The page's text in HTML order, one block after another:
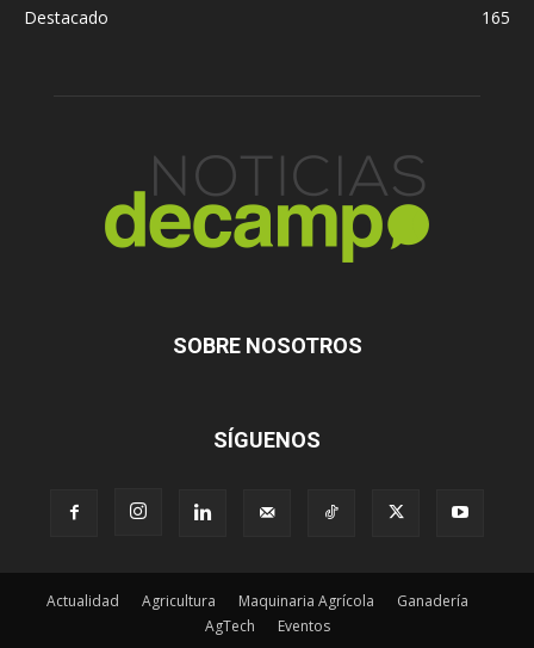
Destacado
165
SOBRE NOSOTROS
SÍGUENOS
Actualidad Agricultura Maquinaria Agrícola
Ganadería
AgTech
Eventos